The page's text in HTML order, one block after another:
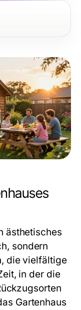
ästhetisches
sondern
die vielfältige
in der die
Gartenhaus